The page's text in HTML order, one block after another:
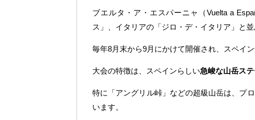
ブエルタ・ア・エスパーニャ（Vuelta a
ス」、イタリアの「ジロ・デ・イタリア」と並
毎年8月末から9月にかけて開催され、スペイ
大会の特徴は、スペインらしい急峻な山岳ス
特に「アングリル峠」などの超級山岳は、プ
います。